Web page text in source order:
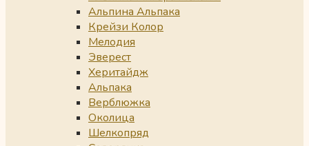
Альпина Альпака
Крейзи Колор
Мелодия
Эверест
Херитайдж
Альпака
Верблюжка
Околица
Шелкопряд